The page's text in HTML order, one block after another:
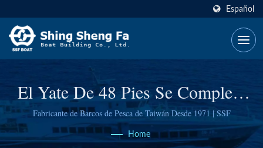
Español
El Yate De 48 Pies Se Completó
En Enero De 2018.
Fabricante de Barcos de Pesca de Taiwán Desde 1971 | SSF
Home